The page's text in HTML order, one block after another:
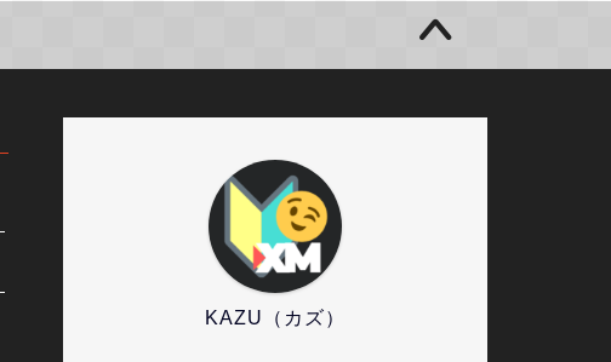
KAZU（カズ）